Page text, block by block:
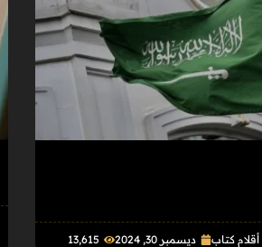
أقلام كتاب ديسمبر 30, 2024 13٬615